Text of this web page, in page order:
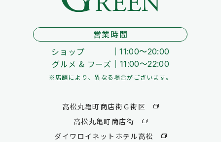
営業時間
ショップ
11:00～20:00
グルメ & フーズ 11:00～22:00
※店舗により、異なる場合がございます。
高松丸亀町商店街Ｇ街区
高松丸亀町商店街
ダイワロイネットホテル高松